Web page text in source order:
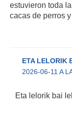
estuvieron toda
cacas de perros
ETA LELORIK
2026-06-11 A
Eta lelorik bai